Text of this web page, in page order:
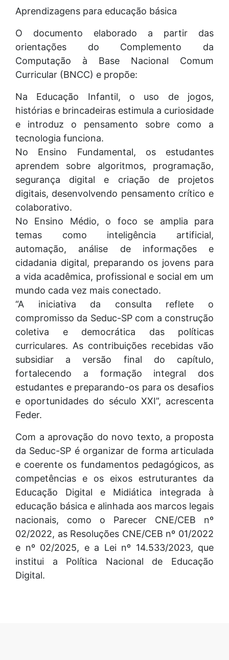
Aprendizagens para educação básica
O documento elaborado a partir das
orientações do Complemento da
Computação à Base Nacional Comum
Curricular (BNCC) e propõe:
Na Educação Infantil, o uso de jogos,
histórias e brincadeiras estimula a curiosidade
e introduz o pensamento sobre como a
tecnologia funciona.
No Ensino Fundamental, os estudantes
aprendem sobre algoritmos, programação,
segurança digital e criação de projetos
digitais, desenvolvendo pensamento crítico e
colaborativo.
No Ensino Médio, o foco se amplia para
temas como inteligência artificial,
automação, análise de informações e
cidadania digital, preparando os jovens para
a vida acadêmica, profissional e social em um
mundo cada vez mais conectado.
“A iniciativa da consulta reflete o
compromisso da Seduc-SP com a construção
coletiva e democrática das políticas
curriculares. As contribuições recebidas vão
subsidiar a versão final do capítulo,
fortalecendo a formação integral dos
estudantes e preparando-os para os desafios
e oportunidades do século XXI”, acrescenta
Feder.
Com a aprovação do novo texto, a proposta
da Seduc-SP é organizar de forma articulada
e coerente os fundamentos pedagógicos, as
competências e os eixos estruturantes da
Educação Digital e Midiática integrada à
educação básica e alinhada aos marcos legais
nacionais, como o Parecer CNE/CEB nº
02/2022, as Resoluções CNE/CEB nº 01/2022
e nº 02/2025, e a Lei nº 14.533/2023, que
institui a Política Nacional de Educação
Digital.